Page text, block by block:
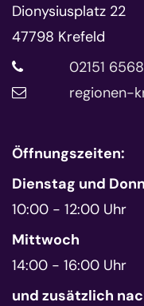
Dionysiusplatz 22
47798 Krefeld
02151
regionen-
Öffnungszeiten:
Dienstag und
10:00 - 12:00 Uhr
Mittwoch
14:00 - 16:00 Uhr
und zusätzlich